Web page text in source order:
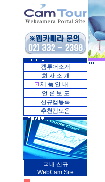
캠투어소개
회 사 소 개
제 품 안 내
언 론 보 도
신규캠등록
추천캠모음
국내 신규
WebCam Site